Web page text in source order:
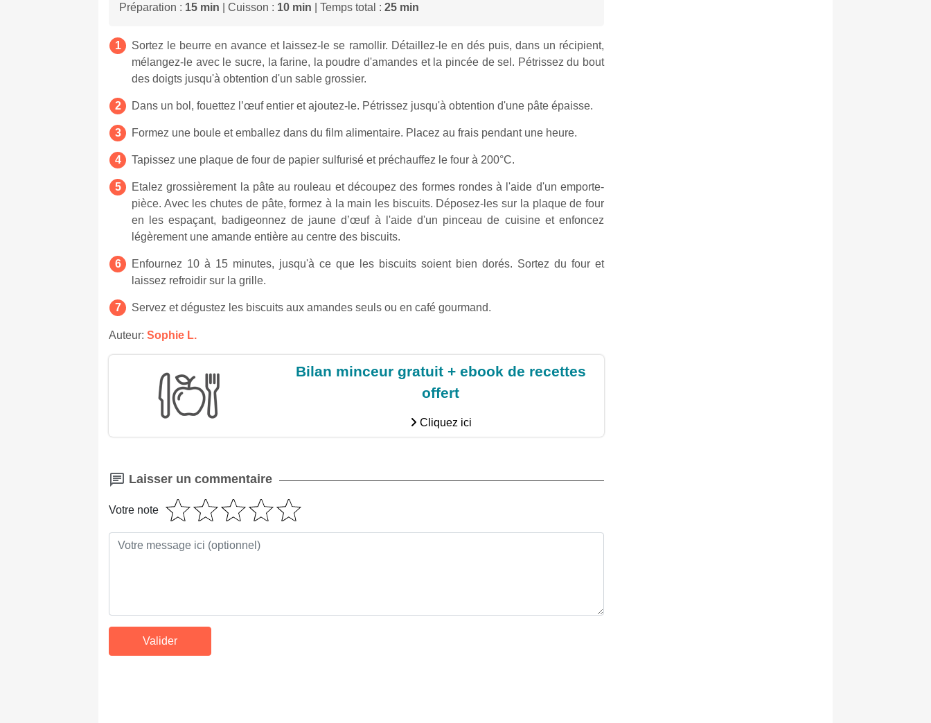
Préparation : 15 min | Cuisson : 10 min | Temps total : 25 min
Sortez le beurre en avance et laissez-le se ramollir. Détaillez-le en dés puis, dans un récipient,
mélangez-le avec le sucre, la farine, la poudre d'amandes et la pincée de sel. Pétrissez du bout
des doigts jusqu'à obtention d'un sable grossier.
Dans un bol, fouettez l’œuf entier et ajoutez-le. Pétrissez jusqu'à obtention d'une pâte épaisse.
Formez une boule et emballez dans du film alimentaire. Placez au frais pendant une heure.
Tapissez une plaque de four de papier sulfurisé et préchauffez le four à 200°C.
Etalez grossièrement la pâte au rouleau et découpez des formes rondes à l'aide d'un emporte-
pièce. Avec les chutes de pâte, formez à la main les biscuits. Déposez-les sur la plaque de four
en les espaçant, badigeonnez de jaune d’œuf à l'aide d'un pinceau de cuisine et enfoncez
légèrement une amande entière au centre des biscuits.
Enfournez 10 à 15 minutes, jusqu'à ce que les biscuits soient bien dorés. Sortez du four et
laissez refroidir sur la grille.
Servez et dégustez les biscuits aux amandes seuls ou en café gourmand.
Auteur: Sophie L.
Bilan minceur gratuit + ebook de recettes
offert
Cliquez ici
Laisser un commentaire
Votre note